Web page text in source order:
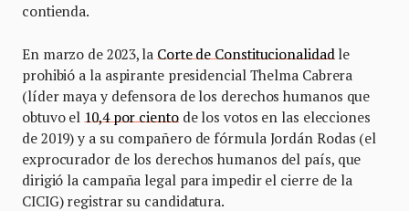
contienda.
En marzo de 2023, la Corte de Constitucionalidad le
prohibió a la aspirante presidencial Thelma Cabrera
(líder maya y defensora de los derechos humanos que
obtuvo el 10,4 por cientode los votos en las elecciones
de 2019) y a su compañero de fórmula Jordán Rodas (el
exprocurador de los derechos humanos del país, que
dirigió la campaña legal para impedir el cierre de la
CICIG) registrar su candidatura.